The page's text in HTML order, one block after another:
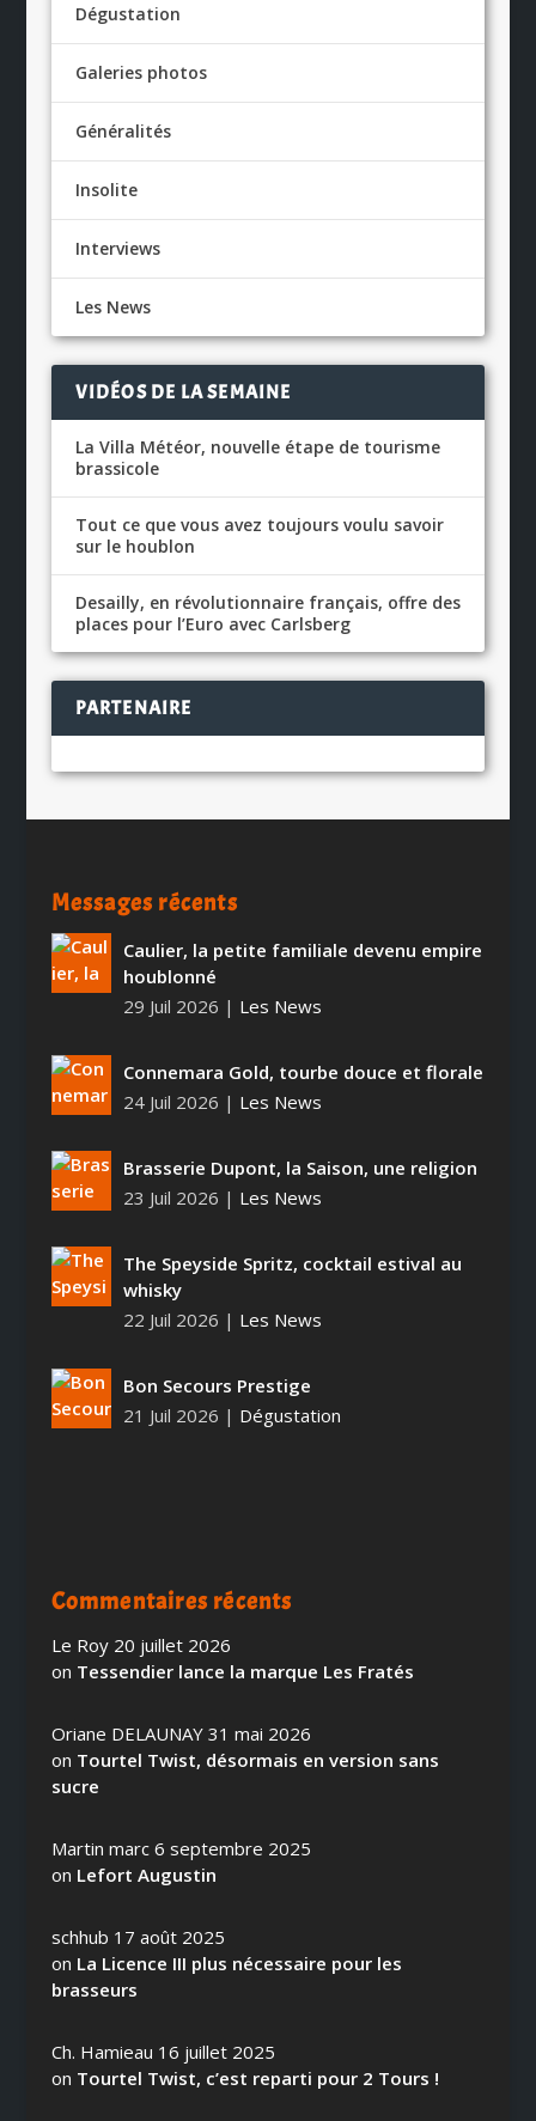
Dégustation
Galeries photos
Généralités
Insolite
Interviews
Les News
VIDÉOS DE LA SEMAINE
La Villa Météor, nouvelle étape de tourisme
brassicole
Tout ce que vous avez toujours voulu savoir
sur le houblon
Desailly, en révolutionnaire français, offre des
places pour l’Euro avec Carlsberg
PARTENAIRE
Messages récents
Caulier, la petite familiale devenu empire
houblonné
29 Juil 2026 | Les News
Connemara Gold, tourbe douce et florale
24 Juil 2026 | Les News
Brasserie Dupont, la Saison, une religion
23 Juil 2026 | Les News
The Speyside Spritz, cocktail estival au
whisky
22 Juil 2026 | Les News
Bon Secours Prestige
21 Juil 2026 | Dégustation
Commentaires récents
Le Roy 20 juillet 2026
on Tessendier lance la marque Les Fratés
Oriane DELAUNAY 31 mai 2026
on Tourtel Twist, désormais en version sans
sucre
Martin marc 6 septembre 2025
on Lefort Augustin
schhub 17 août 2025
on La Licence III plus nécessaire pour les
brasseurs
Ch. Hamieau 16 juillet 2025
on Tourtel Twist, c’est reparti pour 2 Tours !